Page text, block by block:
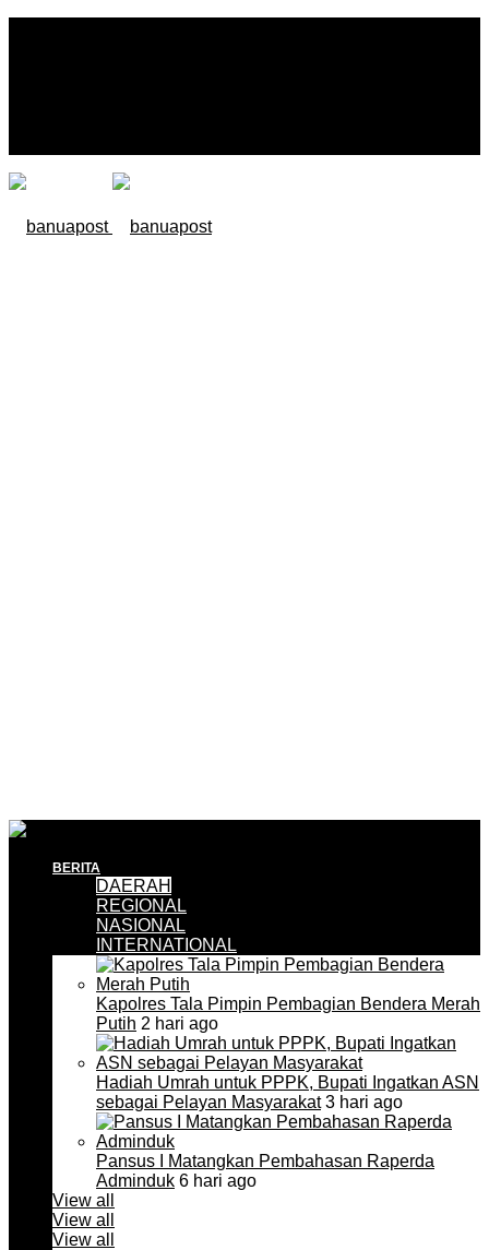
BERITA
DAERAH
REGIONAL
NASIONAL
INTERNATIONAL
Kapolres Tala Pimpin Pembagian Bendera Merah
Putih 2 hari ago
Hadiah Umrah untuk PPPK, Bupati Ingatkan ASN
sebagai Pelayan Masyarakat3 hari ago
Pansus I Matangkan Pembahasan Raperda
Adminduk 6 hari ago
View all
View all
View all